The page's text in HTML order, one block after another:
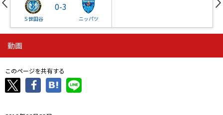
Ｓ世田谷
0-3
ニッパツ
ニッパツ
ニッパツ
-
石人の星
動画
このページを共有する